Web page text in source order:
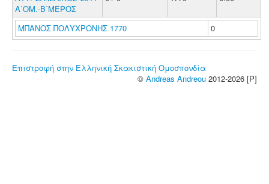
Α΄ΟΜ.-Β΄ΜΕΡΟΣ
ΜΠΑΝΟΣ ΠΟΛΥΧΡΟΝΗΣ 1770 0
Επιστροφή στην Ελληνική Σκακιστική Ομοσπονδία
© Andreas Andreou 2012-2026 [P]